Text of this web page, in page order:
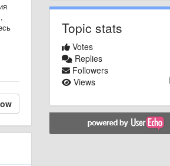
Topic stats
Votes
Replies
Followers
Views